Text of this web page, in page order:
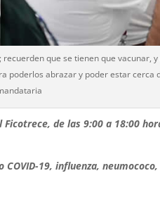
que se tienen que vacunar,
poderlos abrazar y poder estar cerca
de las 9:00 a 18:00
19, influenza,